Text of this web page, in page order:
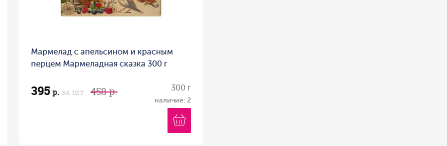
Мармелад с апельсином и красным
перцем Мармеладная сказка 300 г
395 р. за шт 458 р. 300 г
наличие: 2